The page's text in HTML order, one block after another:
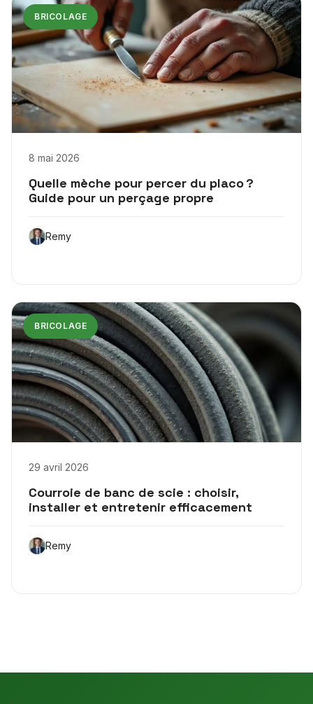
BRICOLAGE
8 mai 2026
Quelle mèche pour percer du placo ?
Guide pour un perçage propre
Remy
BRICOLAGE
29 avril 2026
Courroie de banc de scie : choisir,
installer et entretenir efficacement
Remy